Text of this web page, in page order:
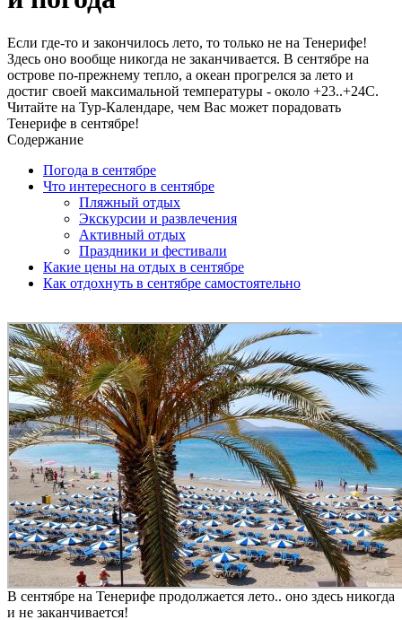
Если где-то и закончилось лето, то только не на Тенерифе!
Здесь оно вообще никогда не заканчивается. В сентябре на
острове по-прежнему тепло, а океан прогрелся за лето и
достиг своей максимальной температуры - около +23..+24C.
Читайте на Тур-Календаре, чем Вас может порадовать
Тенерифе в сентябре!
Содержание
Погода в сентябре
Что интересного в сентябре
Пляжный отдых
Экскурсии и развлечения
Активный отдых
Праздники и фестивали
Какие цены на отдых в сентябре
Как отдохнуть в сентябре самостоятельно
В сентябре на Тенерифе продолжается лето.. оно здесь никогда
и не заканчивается!